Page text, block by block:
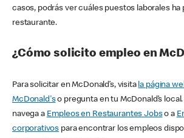
casos, podrás ver cuáles puestos laborales ha
restaurante.
¿Cómo solicito empleo en
Para solicitar en McDonald’s, visita la página
McDonald'so pregunta en tu McDonald’s
navega a Empleos en Restaurantes Jobso a
corporativos para encontrar los empleos